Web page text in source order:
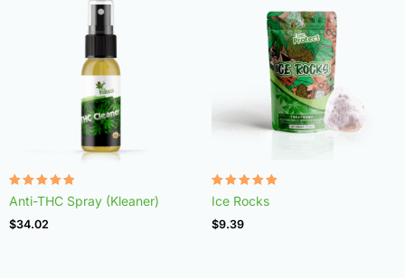
Rated
4.75
out of 5
Anti-THC Spray (Kleaner)
$34.02
Rated
4.98
out of 5
Ice Rocks
$9.39